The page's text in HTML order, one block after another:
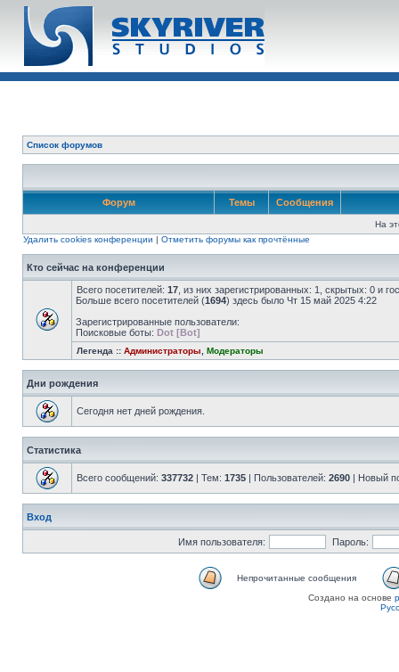
Список форумов
Форум Темы Сообщения
На
Удалить cookies конференции | Отметить форумы как прочтённые
Кто сейчас на конференции
Всего посетителей: 17 , из них зарегистрированных: 1, скрытых: 0 и
Больше всего посетителей (1694) здесь было Чт 15 май 2025 4:22
Зарегистрированные пользователи:
Поисковые боты: Dot [Bot]
Легенда :: Администраторы Модераторы
Дни рождения
Сегодня нет дней рождения.
Статистика
Всего сообщений: 337732 | Тем: 1735 | Пользователей: 2690 | Новый
Вход
Имя пользователя: Пароль:
Непрочитанные сообщения
Создано на основе